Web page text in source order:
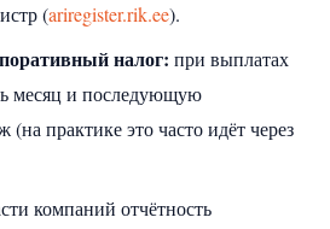
(ariregister.rik.ee).
налог: при выплатах
месяц и последующую
(на практике это часто идёт через
компаний отчётность